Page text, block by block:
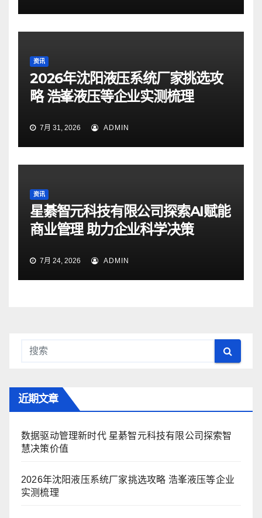
资讯
2026年沈阳液压系统厂家挑选攻
略 浩峯液压等企业实测梳理
7月 31, 2026 ADMIN
资讯
星綦智元科技有限公司探索AI赋能
商业管理 助力企业科学决策
7月 24, 2026 ADMIN
近期文章
数据驱动管理新时代 星綦智元科技有限公司探索智
慧决策价值
2026年沈阳液压系统厂家挑选攻略 浩峯液压等企业
实测梳理